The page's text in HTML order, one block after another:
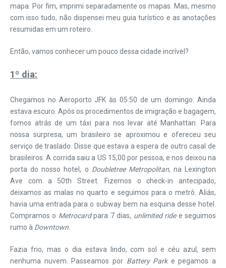
mapa. Por fim, imprimi separadamente os mapas. Mas, mesmo
com isso tudo, não dispensei meu guia turístico e as anotações
resumidas em um roteiro.
Então, vamos conhecer um pouco dessa cidade incrível?
1º dia:
Chegamos no Aeroporto JFK às 05:50 de um domingo. Ainda
estava escuro. Após os procedimentos de imigração e bagagem,
fomos atrás de um táxi para nos levar até Manhattan. Para
nossa surpresa, um brasileiro se aproximou e ofereceu seu
serviço de traslado. Disse que estava a espera de outro casal de
brasileiros. A corrida saiu a US 15,00 por pessoa, e nos deixou na
porta do nosso hotel, o Doubletree Metropolitan, na Lexington
Ave com a 50th Street. Fizemos o check-in antecipado,
deixamos as malas no quarto e seguimos para o metrô. Aliás,
havia uma entrada para o subway bem na esquina desse hotel.
Compramos o Metrocardpara 7 dias, unlimited ridee seguimos
rumo à Downtown
Fazia frio, mas o dia estava lindo, com sol e céu azul, sem
nenhuma nuvem. Passeamos por Battery Parke pegamos a